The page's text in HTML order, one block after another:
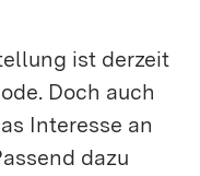
ist derzeit
Doch auch
Interesse an
dazu